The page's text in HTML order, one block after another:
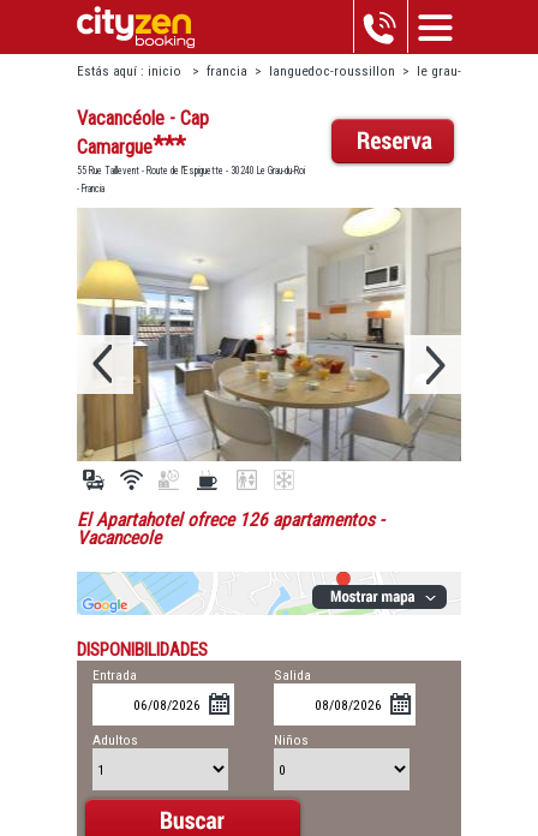
Estás aquí : inicio > francia > languedoc-roussillon > le grau-
du-roi vacancéole - cap camargue
Vacancéole - Cap
Camargue***
55 Rue Taillevent - Route de l'Espiguette - 30240 Le Grau-du-Roi
- Francia
El Apartahotel ofrece 126 apartamentos-
Vacanceole
DISPONIBILIDADES
Entrada Salida
Adultos Niños